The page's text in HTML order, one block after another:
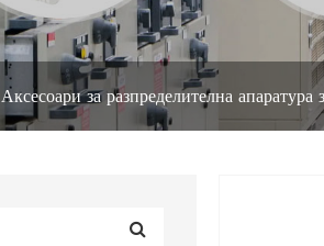
Аксесоари за разпределителна